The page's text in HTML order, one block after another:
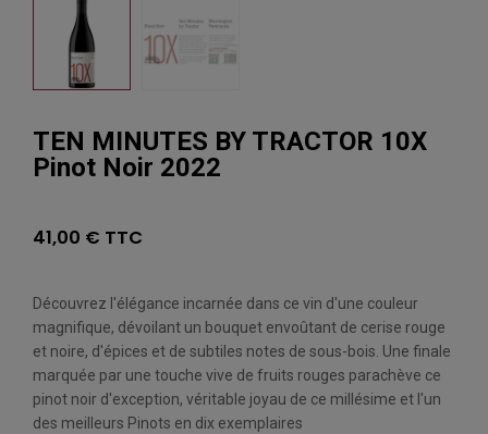
TEN MINUTES BY TRACTOR 10X
Pinot Noir 2022
41,00 € TTC
Découvrez l'élégance incarnée dans ce vin d'une couleur
magnifique, dévoilant un bouquet envoûtant de cerise rouge
et noire, d'épices et de subtiles notes de sous-bois. Une finale
marquée par une touche vive de fruits rouges parachève ce
pinot noir d'exception, véritable joyau de ce millésime et l'un
des meilleurs Pinots en dix exemplaires